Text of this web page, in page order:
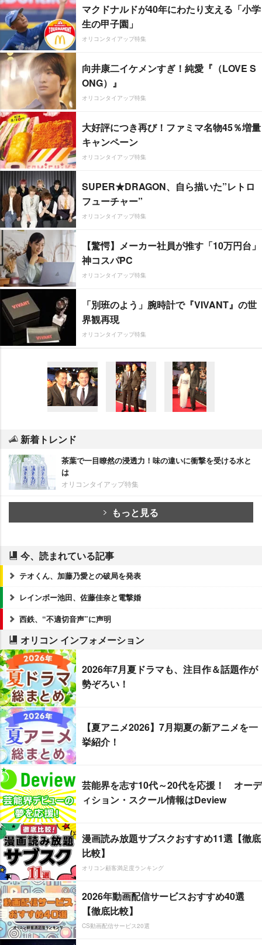
マクドナルドが40年にわたり支える「小学
生の甲子園」
オリコンタイアップ特集
向井康二イケメンすぎ！純愛『（LOVE S
ONG）』
オリコンタイアップ特集
大好評につき再び！ファミマ名物45％増量
キャンペーン
オリコンタイアップ特集
SUPER★DRAGON、自ら描いた”レトロ
フューチャー”
オリコンタイアップ特集
【驚愕】メーカー社員が推す「10万円台」
神コスパPC
オリコンタイアップ特集
「別班のよう」腕時計で『VIVANT』の世
界観再現
オリコンタイアップ特集
新着トレンド
茶葉で一目瞭然の浸透力！味の違いに衝撃を受ける水と
は
オリコンタイアップ特集
もっと見る
今、読まれている記事
テオくん、加藤乃愛との破局を発表
レインボー池田、佐藤佳奈と電撃婚
西鉄、“不適切音声”に声明
オリコン インフォメーション
2026年7月夏ドラマも、注目作＆話題作が
勢ぞろい！
【夏アニメ2026】7月期夏の新アニメを一
挙紹介！
芸能界を志す10代～20代を応援！ オーデ
ィション・スクール情報はDeview
漫画読み放題サブスクおすすめ11選【徹底
比較】
オリコン顧客満足度ランキング
2026年動画配信サービスおすすめ40選
【徹底比較】
CS動画配信サービス20選